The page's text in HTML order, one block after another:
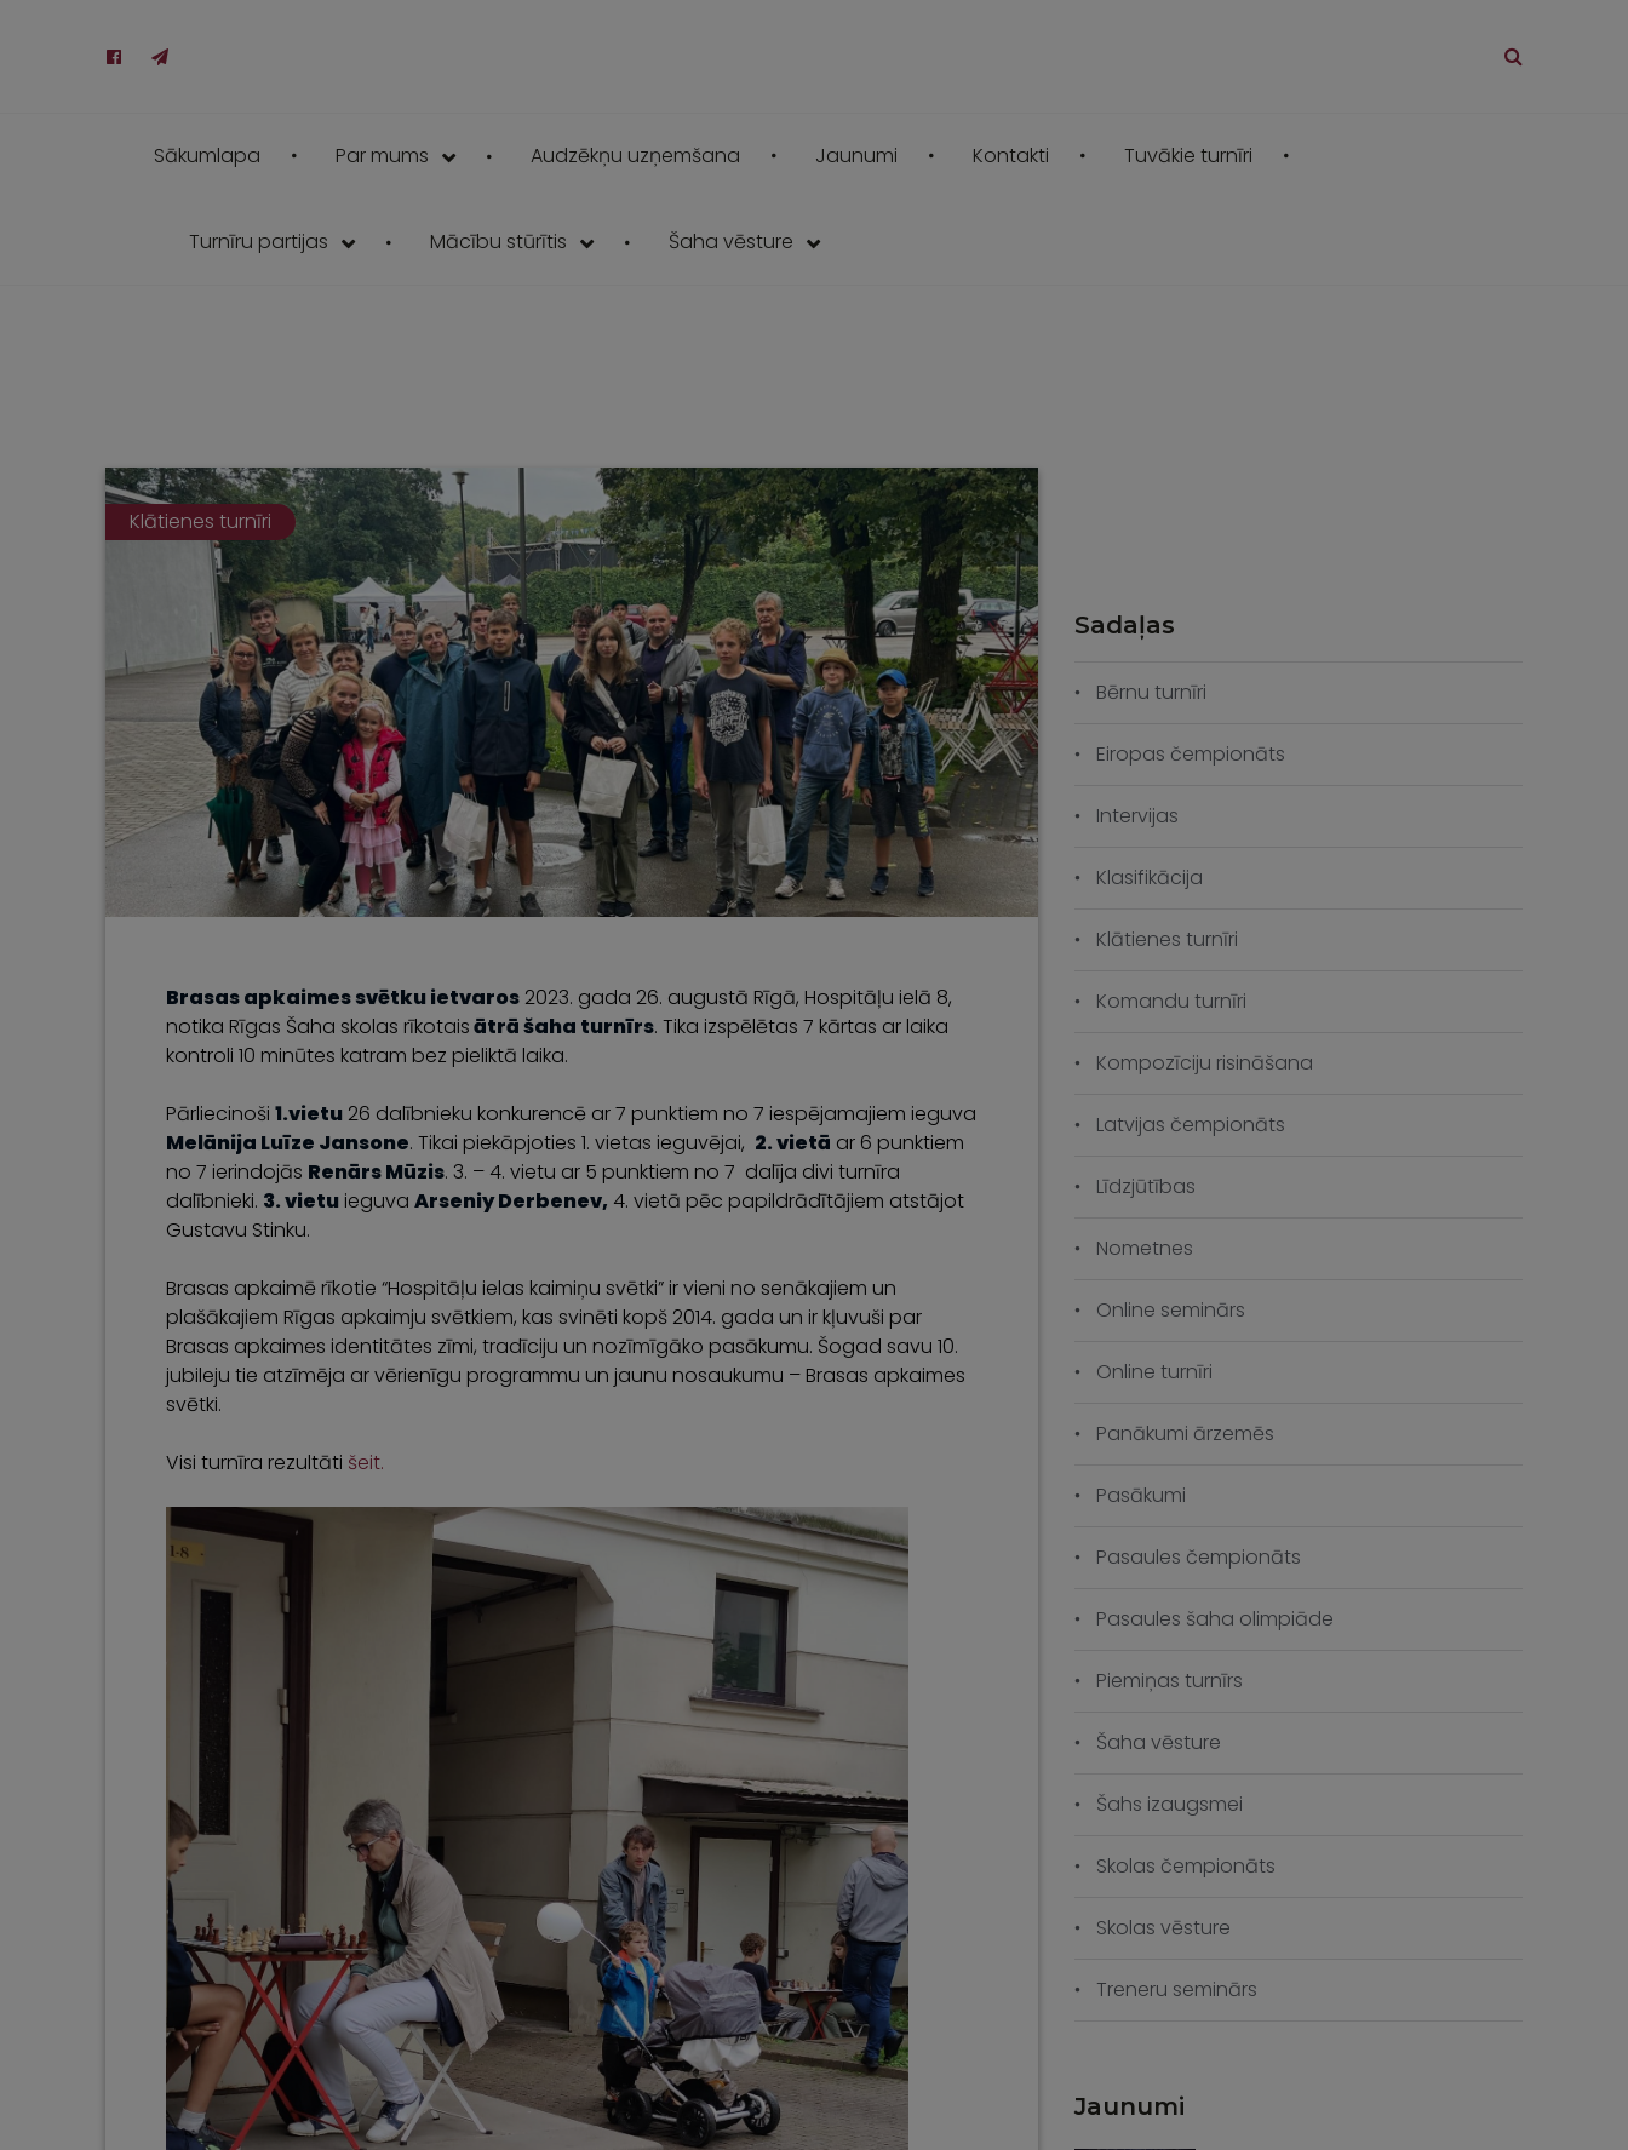
Sākumlapa Par mums Audzēkņu uzņemšana Jaunumi Kontakti Tuvākie turnīri
Turnīru partijas Mācību stūrītis Šaha vēsture
Klātienes turnīri
Brasas apkaimes svētku ietvaros 2023. gada 26. augustā Rīgā, Hospitāļu ielā 8,
notika Rīgas Šaha skolas rīkotaisātrā šaha turnīrs. Tika izspēlētas 7 kārtas ar laika
kontroli 10 minūtes katram bez pieliktā laika.
Pārliecinoši 1.vietu 26 dalībnieku konkurencē ar 7 punktiem no 7 iespējamajiem ieguva
Melānija Luīze Jansone. Tikai piekāpjoties 1. vietas ieguvējai, 2. vietā ar 6 punktiem
no 7 ierindojās Renārs Mūzis. 3. – 4. vietu ar 5 punktiem no 7 dalīja divi turnīra
dalībnieki. 3. vietu ieguva Arseniy Derbenev, 4. vietā pēc papildrādītājiem atstājot
Gustavu Stinku.
Brasas apkaimē rīkotie “Hospitāļu ielas kaimiņu svētki” ir vieni no senākajiem un
plašākajiem Rīgas apkaimju svētkiem, kas svinēti kopš 2014. gada un ir kļuvuši par
Brasas apkaimes identitātes zīmi, tradīciju un nozīmīgāko pasākumu. Šogad savu 10.
jubileju tie atzīmēja ar vērienīgu programmu un jaunu nosaukumu – Brasas apkaimes
svētki.
Visi turnīra rezultāti šeit.
Sadaļas
Bērnu turnīri
Eiropas čempionāts
Intervijas
Klasifikācija
Klātienes turnīri
Komandu turnīri
Kompozīciju risināšana
Latvijas čempionāts
Līdzjūtības
Nometnes
Online seminārs
Online turnīri
Panākumi ārzemēs
Pasākumi
Pasaules čempionāts
Pasaules šaha olimpiāde
Piemiņas turnīrs
Šaha vēsture
Šahs izaugsmei
Skolas čempionāts
Skolas vēsture
Treneru seminārs
Jaunumi